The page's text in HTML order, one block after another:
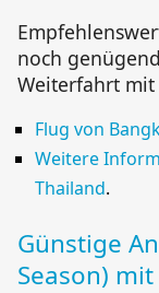
noch
Weiterfahrt mit
Flug von
Weitere
Thailand.
Günstige
Season)